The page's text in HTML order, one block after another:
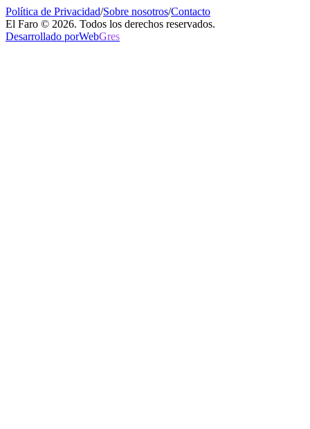
Política de Privacidad/Sobre nosotros/Contacto
El Faro © 2026. Todos los derechos reservados.
Desarrollado porWebGres